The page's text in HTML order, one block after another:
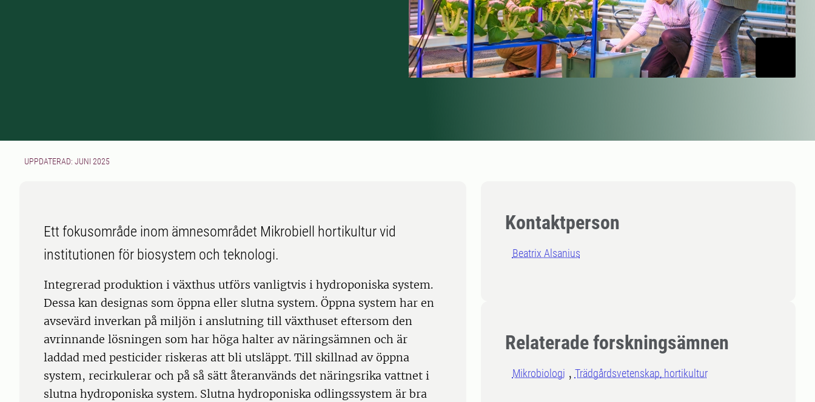
UPPDATERAD: JUNI 2025
Kontaktperson
Beatrix Alsanius
Relaterade forskningsämnen
Mikrobiologi Trädgårdsvetenskap, hortikultur
Ett fokusområde inom ämnesområdet Mikrobiell hortikultur vid
institutionen för biosystem och teknologi.
Integrerad produktion i växthus utförs vanligtvis i hydroponiska system.
Dessa kan designas som öppna eller slutna system. Öppna system har en
avsevärd inverkan på miljön i anslutning till växthuset eftersom den
avrinnande lösningen som har höga halter av näringsämnen och är
laddad med pesticider riskeras att bli utsläppt. Till skillnad av öppna
system, recirkulerar och på så sätt återanvänds det näringsrika vattnet i
slutna hydroponiska system. Slutna hydroponiska odlingssystem är bra